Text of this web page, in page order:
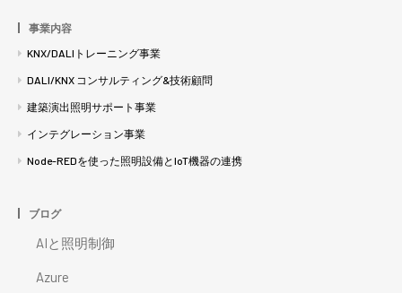
事業内容
KNX/DALIトレーニング事業
DALI/KNX コンサルティング&技術顧問
建築演出照明サポート事業
インテグレーション事業
Node-REDを使った照明設備とIoT機器の連携
ブログ
AIと照明制御
Azure